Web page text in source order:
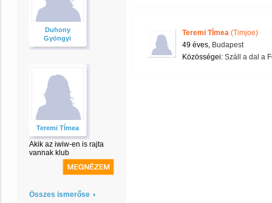
Duhony
Gyöngyi
Teremi TÍmea
Akik az iwiw-en is rajta
vannak klub
Összes ismerőse
Teremi TÍmea (Timjoe)
49 éves, Budapest
Közösségei: Száll a dal a